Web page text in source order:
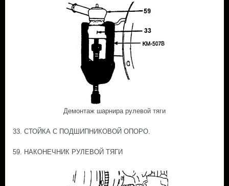
Демонтаж шарнира рулевой тяги
33. СТОЙКА С ПОДШИПНИКОВОЙ ОПОРО.
59. НАКОНЕЧНИК РУЛЕВОЙ ТЯГИ